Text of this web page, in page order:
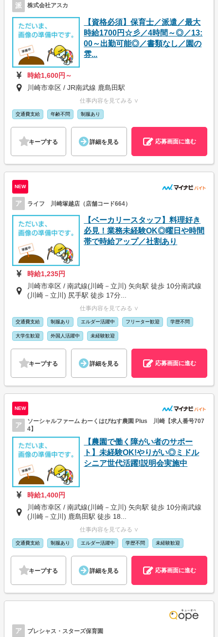
派 株式会社アスカ
【資格必須】保育士／派遣／最大
時給1700円☆彡／4時間～◎／13:
00～出勤可能◎／書類なし／園の
雰...
時給1,600円～
川崎市幸区 / JR南武線 鹿島田駅
仕事内容を見てみる ∨
交通費支給 年齢不問 制服あり
キープする 詳細を見る 応募画面に進む
NEW
ア ライフ 川崎塚越店（店舗コード664）
【ベーカリースタッフ】料理好き
必見！業務未経験OK◎曜日や時間
帯で時給アップ／社割あり
時給1,235円
川崎市幸区 / 南武線(川崎－立川) 矢向駅 徒歩 10分南武線
(川崎－立川) 尻手駅 徒歩 17分...
仕事内容を見てみる ∨
交通費支給 制服あり エルダー活躍中 フリーター歓迎 学歴不問
大学生歓迎 外国人活躍中 未経験歓迎
キープする 詳細を見る 応募画面に進む
NEW
ア
ソーシャルファーム わーくはぴねす農園 Plus 川崎【求人番号707
4】
【農園で働く障がい者のサポー
ト】未経験OK!やりがい◎ミドル
シニア世代活躍!説明会実施中
時給1,400円
川崎市幸区 / 南武線(川崎－立川) 矢向駅 徒歩 10分南武線
(川崎－立川) 鹿島田駅 徒歩 18...
仕事内容を見てみる ∨
交通費支給 制服あり エルダー活躍中 学歴不問 未経験歓迎
キープする 詳細を見る 応募画面に進む
ア プレシャス・スターズ保育園